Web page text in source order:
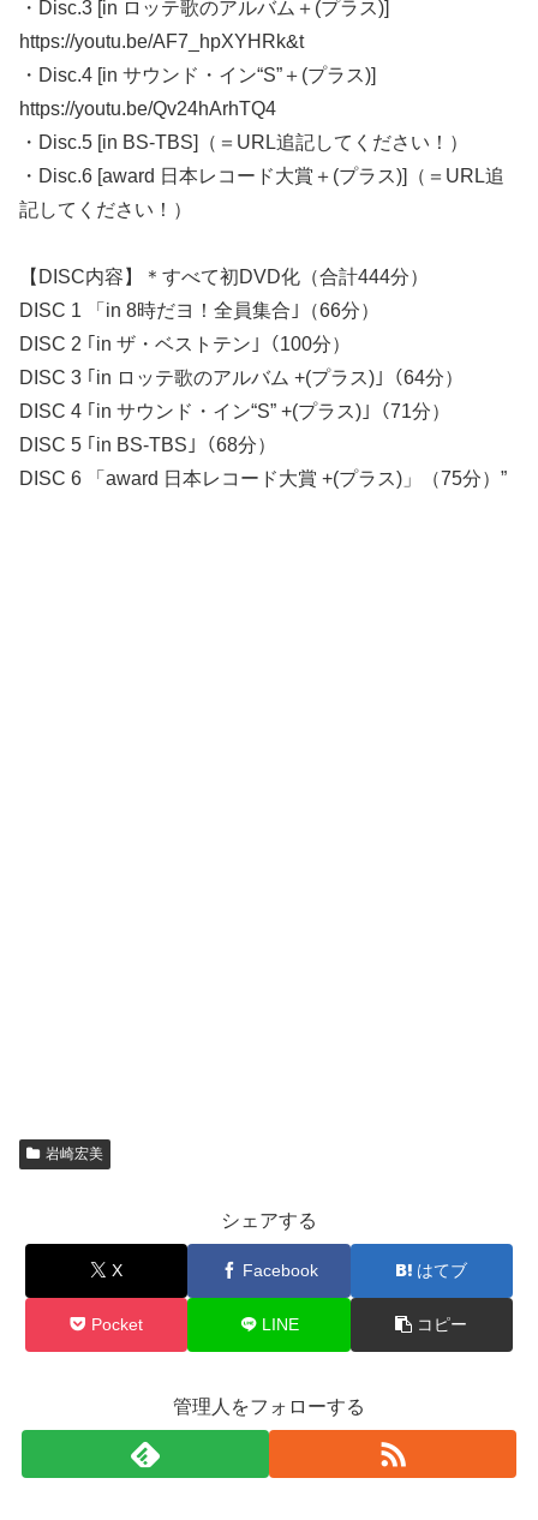
・Disc.3 [in ロッテ歌のアルバム＋(プラス)]
https://youtu.be/AF7_hpXYHRk&t
・Disc.4 [in サウンド・イン“S”＋(プラス)]
https://youtu.be/Qv24hArhTQ4
・Disc.5 [in BS-TBS]（＝URL追記してください！）
・Disc.6 [award 日本レコード大賞＋(プラス)]（＝URL追
記してください！）
【DISC内容】＊すべて初DVD化（合計444分）
DISC 1 「in 8時だヨ！全員集合｣（66分）
DISC 2 ｢in ザ・ベストテン｣（100分）
DISC 3 ｢in ロッテ歌のアルバム +(プラス)｣（64分）
DISC 4 ｢in サウンド・イン“S” +(プラス)｣（71分）
DISC 5 ｢in BS-TBS｣（68分）
DISC 6 「award 日本レコード大賞 +(プラス)」（75分）”
岩崎宏美
シェアする
X Facebook はてブ
Pocket LINE コピー
管理人をフォローする